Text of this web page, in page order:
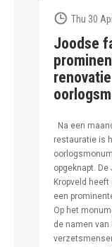
Thu 30
Joodse
renovatie
Na een
restauratie is
opgeknapt.
Kropveld
een
Op het
de namen van